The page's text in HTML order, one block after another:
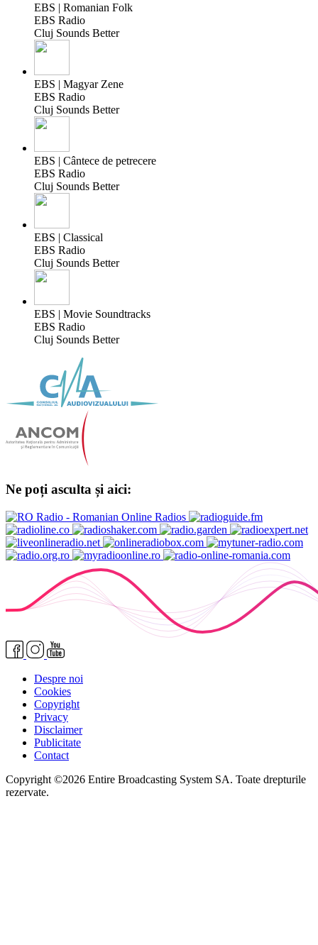
EBS | Romanian Folk
EBS Radio
Cluj Sounds Better
EBS | Magyar Zene
EBS Radio
Cluj Sounds Better
EBS | Cântece de petrecere
EBS Radio
Cluj Sounds Better
EBS | Classical
EBS Radio
Cluj Sounds Better
EBS | Movie Soundtracks
EBS Radio
Cluj Sounds Better
Ne poți asculta și aici:
Despre noi
Cookies
Copyright
Privacy
Disclaimer
Publicitate
Contact
Copyright ©2026 Entire Broadcasting System SA. Toate drepturile
rezervate.